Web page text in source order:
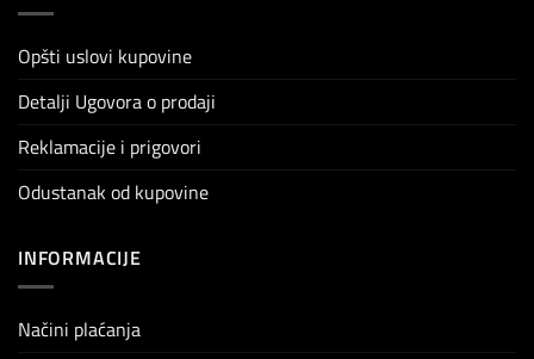
Opšti uslovi kupovine
Detalji Ugovora o prodaji
Reklamacije i prigovori
Odustanak od kupovine
INFORMACIJE
Načini plaćanja